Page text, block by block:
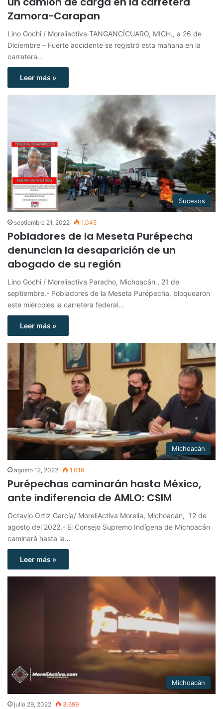
Zamora-Carapan
Lino Gochi / Moreliactiva TANGANCÍCUARO, MICH., a 26 de
Diciembre – Fuerte accidente se registró esta mañana en la
carretera…
Leer más »
Sucesos
septiembre 21, 2022 1.045
Pobladores de la Meseta Purépecha
denuncian la desaparición de un
abogado de su región
Lino Gochi / Moreliactiva Paracho, Michoacán., 21 de
septiembre.- Pobladores de la Meseta Purépecha, bloquearon
este miércoles la carretera federal…
Leer más »
Michoacán
agosto 12, 2022 1.019
Purépechas caminarán hasta México,
ante indiferencia de AMLO: CSIM
Octavio Ortiz García/ MoreliActiva Morelia, Michoacán, 12 de
agosto del 2022.- El Consejo Supremo Indígena de Michoacán
caminará hasta la…
Leer más »
Michoacán
julio 29, 2022 3.699